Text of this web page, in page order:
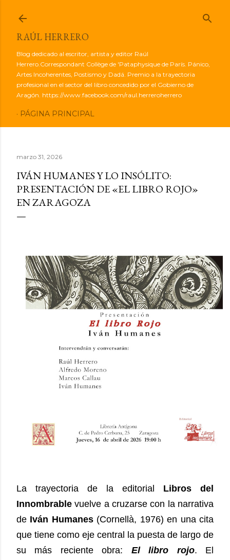
RAÚL HERRERO
Blog dedicado al escritor, artista y editor Raúl
Herrero.Correspondant Collège de 'Pataphysique de París. Pánico,
Artes Incoherentes, Postismo y Dadá. Premio a la trayectoria
profesional en el sector del libro concedido por el Gobierno de
Aragón. https://www.facebook.com/raul.herreroherrero
PÁGINA PRINCIPAL
marzo 31, 2026
IVÁN HUMANES Y LO INSÓLITO:
PRESENTACIÓN DE «EL LIBRO ROJO»
EN ZARAGOZA
La trayectoria de la editorial
Libros del
Innombrable vuelve a cruzarse con la narrativa
de Iván Humanes (Cornellà, 1976) en una cita
que tiene como eje central la puesta de largo de
su más reciente obra:
El libro rojo. El